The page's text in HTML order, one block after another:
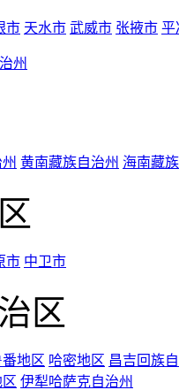
市 天水市 武威市 张掖市 平
州
黄南藏族自治州 海南藏
市 中卫市
区
番地区 哈密地区 昌吉回族
伊犁哈萨克自治州